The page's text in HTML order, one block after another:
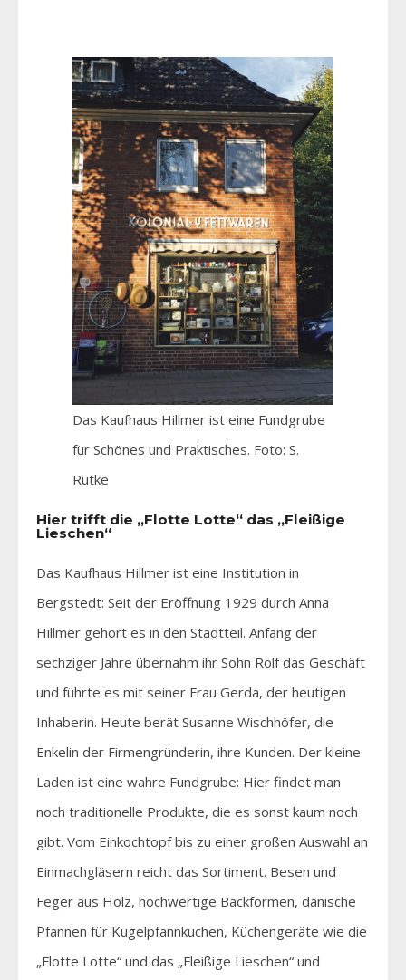
Das Kaufhaus Hillmer ist eine Fundgrube
für Schönes und Praktisches. Foto: S.
Rutke
Hier trifft die „Flotte Lotte“ das „Fleißige
Lieschen“
Das Kaufhaus Hillmer ist eine Institution in
Bergstedt: Seit der Eröffnung 1929 durch Anna
Hillmer gehört es in den Stadtteil. Anfang der
sechziger Jahre übernahm ihr Sohn Rolf das Geschäft
und führte es mit seiner Frau Gerda, der heutigen
Inhaberin. Heute berät Susanne Wischhöfer, die
Enkelin der Firmengründerin, ihre Kunden. Der kleine
Laden ist eine wahre Fundgrube: Hier findet man
noch traditionelle Produkte, die es sonst kaum noch
gibt. Vom Einkochtopf bis zu einer großen Auswahl an
Einmachgläsern reicht das Sortiment. Besen und
Feger aus Holz, hochwertige Backformen, dänische
Pfannen für Kugelpfannkuchen, Küchengeräte wie die
„Flotte Lotte“ und das „Fleißige Lieschen“ und